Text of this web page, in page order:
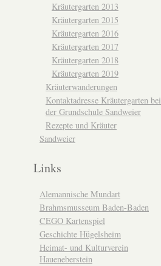
Kräutergarten 2013
Kräutergarten 2015
Kräutergarten 2016
Kräutergarten 2017
Kräutergarten 2018
Kräutergarten 2019
Kräuterwanderungen
Kontaktadresse Kräutergarten bei
der Grundschule Sandweier
Rezepte und Kräuter
Sandweier
Links
Alemannische Mundart
Brahmsmusseum Baden-Baden
CEGO Kartenspiel
Geschichte Hügelsheim
Heimat- und Kulturverein
Haueneberstein